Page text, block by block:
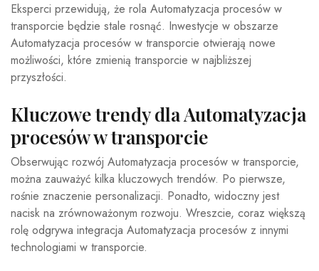
Eksperci przewidują, że rola Automatyzacja procesów w
transporcie będzie stale rosnąć. Inwestycje w obszarze
Automatyzacja procesów w transporcie otwierają nowe
możliwości, które zmienią transporcie w najbliższej
przyszłości.
Kluczowe trendy dla Automatyzacja
procesów w transporcie
Obserwując rozwój Automatyzacja procesów w transporcie,
można zauważyć kilka kluczowych trendów. Po pierwsze,
rośnie znaczenie personalizacji. Ponadto, widoczny jest
nacisk na zrównoważonym rozwoju. Wreszcie, coraz większą
rolę odgrywa integracja Automatyzacja procesów z innymi
technologiami w transporcie.